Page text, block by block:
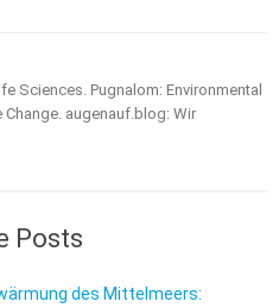
Sciences. Pugnalom: Environmental
Change. augenauf.blog: Wir
Posts
des Mittelmeers: